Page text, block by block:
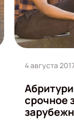
4 августа
срочное